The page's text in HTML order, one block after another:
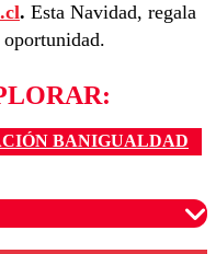
. Esta Navidad, regala
oportunidad.
BANIGUALDAD